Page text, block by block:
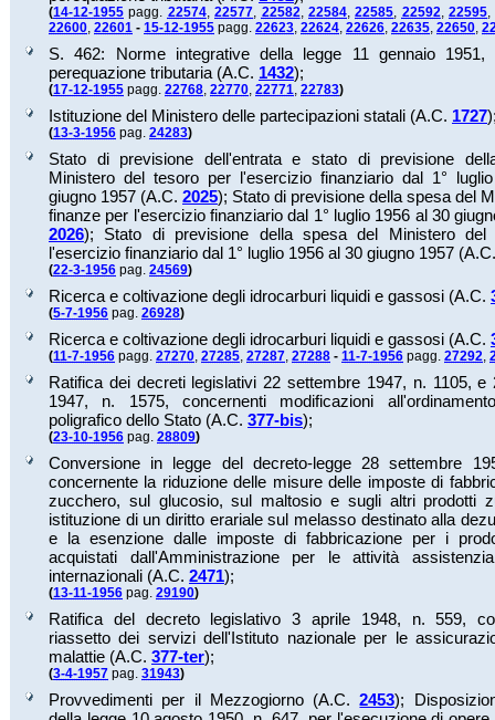
(14-12-1955 pagg. 22574,22577 22582 ,22584 ,22585 22592 ,22595
22600 22601 - 15-12-1955 pagg. 22623 22624 22626 22635 22650
S. 462: Norme integrative della legge 11 gennaio
perequazione tributaria (A.C. 1432);
(17-12-1955 pagg. 22768 22770 22771 22783)
Istituzione del Ministero delle partecipazioni statali (A.C. 1727
(13-3-1956 pag. 24283)
Stato di previsione dell'entrata e stato di previsione
Ministero del tesoro per l'esercizio finanziario dal 1°
giugno 1957 (A.C. 2025); Stato di previsione della spesa del
finanze per l'esercizio finanziario dal 1° luglio 1956 al 30
2026);
Stato di previsione della spesa del Ministero del
l'esercizio finanziario dal 1° luglio 1956 al 30 giugno 1957
(22-3-1956 pag. 24569)
Ricerca e coltivazione degli idrocarburi liquidi e gassosi (A.C.
(5-7-1956 pag. 26928)
Ricerca e coltivazione degli idrocarburi liquidi e gassosi (A.C.
(11-7-1956 pagg. 27270 27285 27287 27288 - 11-7-1956 pagg. 27292
Ratifica dei decreti legislativi 22 settembre 1947, n. 1105, e
1947, n. 1575, concernenti modificazioni
poligrafico dello Stato (A.C. 377-bis);
(23-10-1956 pag. 28809)
Conversione in legge del decreto-legge 28 settembre
concernente la riduzione delle misure delle imposte di
zucchero, sul glucosio, sul maltosio e sugli altri prodotti
istituzione di un diritto erariale sul melasso destinato alla
e la esenzione dalle imposte di fabbricazione per i
acquistati dall'Amministrazione per le attività
internazionali (A.C. 2471);
(13-11-1956 pag. 29190)
Ratifica del decreto legislativo 3 aprile 1948, n. 559,
riassetto dei servizi dell'Istituto nazionale per le
malattie (A.C. 377-ter);
(3-4-1957 pag. 31943)
Provvedimenti per il Mezzogiorno (A.C.2453);